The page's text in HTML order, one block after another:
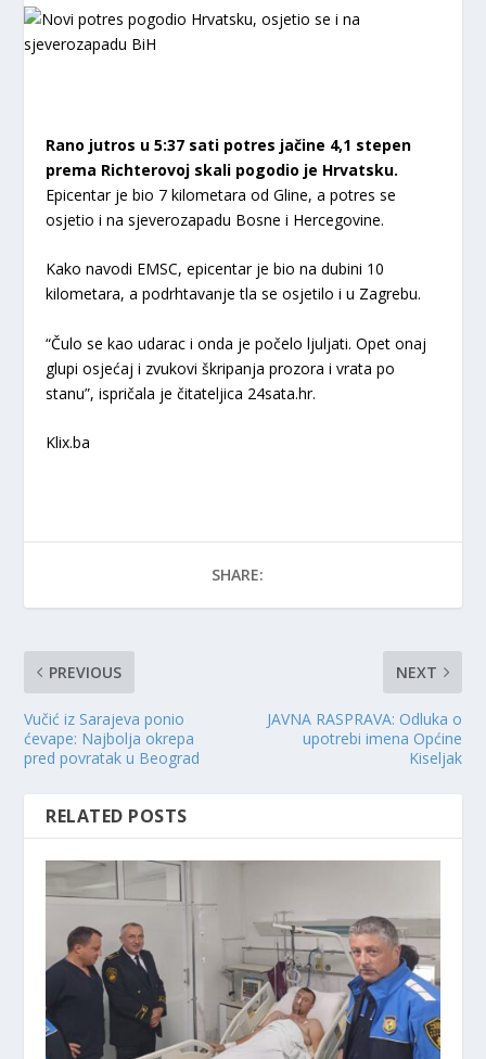
Rano jutros u 5:37 sati potres jačine 4,1 stepen
prema Richterovoj skali pogodio je Hrvatsku.
Epicentar je bio 7 kilometara od Gline, a potres se
osjetio i na sjeverozapadu Bosne i Hercegovine.
Kako navodi EMSC, epicentar je bio na dubini 10
kilometara, a podrhtavanje tla se osjetilo i u Zagrebu.
“Čulo se kao udarac i onda je počelo ljuljati. Opet onaj
glupi osjećaj i zvukovi škripanja prozora i vrata po
stanu”, ispričala je čitateljica 24sata.hr.
Klix.ba
SHARE:
PREVIOUS
Vučić iz Sarajeva ponio
ćevape: Najbolja okrepa
pred povratak u Beograd
NEXT
JAVNA RASPRAVA: Odluka o
upotrebi imena Općine
Kiseljak
RELATED POSTS